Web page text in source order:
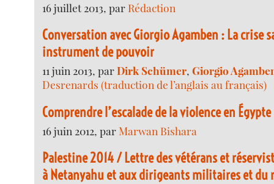
16 juillet 2013, par Rédaction
Conversation avec Giorgio Agamben : La crise
instrument de pouvoir
11 juin 2013, parDirk Schümer,Giorgio
Desrenards (traduction de l’anglais au français)
Comprendre l’escalade de la violence en Égypte
16 juin 2012, parMarwan Bishara
Palestine 2014 / Lettre des vétérans et
à Netanyahu et aux dirigeants militaires et du